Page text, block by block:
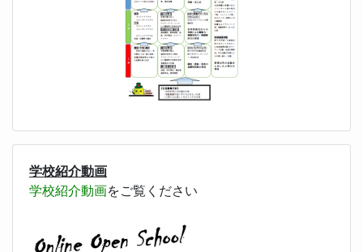
学校紹介動画
学校紹介動画をご覧ください